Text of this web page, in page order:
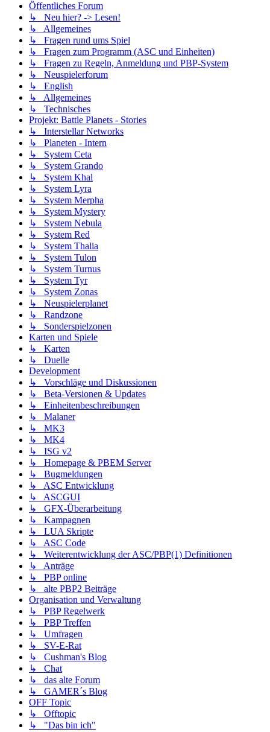
Öffentliches Forum
↳ Neu hier? -> Lesen!
↳ Allgemeines
↳ Fragen rund ums Spiel
↳ Fragen zum Programm (ASC und Einheiten)
↳ Fragen zu Regeln, Anmeldung und PBP-System
↳ Neuspielerforum
↳ English
↳ Allgemeines
↳ Technisches
Projekt: Battle Planets - Stories
↳ Interstellar Networks
↳ Planeten - Intern
↳ System Ceta
↳ System Grando
↳ System Khal
↳ System Lyra
↳ System Merpha
↳ System Mystery
↳ System Nebula
↳ System Red
↳ System Thalia
↳ System Tulon
↳ System Turnus
↳ System Tyr
↳ System Zonas
↳ Neuspielerplanet
↳ Randzone
↳ Sonderspielzonen
Karten und Spiele
↳ Karten
↳ Duelle
Development
↳ Vorschläge und Diskussionen
↳ Beta-Versionen & Updates
↳ Einheitenbeschreibungen
↳ Malaner
↳ MK3
↳ MK4
↳ ISG v2
↳ Homepage & PBEM Server
↳ Bugmeldungen
↳ ASC Entwicklung
↳ ASCGUI
↳ GFX-Überarbeitung
↳ Kampagnen
↳ LUA Skripte
↳ ASC Code
↳ Weiterentwicklung der ASC/PBP(1) Definitionen
↳ Anträge
↳ PBP online
↳ alte PBP2 Beiträge
Organisation und Verwaltung
↳ PBP Regelwerk
↳ PBP Treffen
↳ Umfragen
↳ SV-E-Rat
↳ Cushman's Blog
↳ Chat
↳ das alte Forum
↳ GAMER´s Blog
OFF Topic
↳ Offtopic
↳ "Das bin ich"